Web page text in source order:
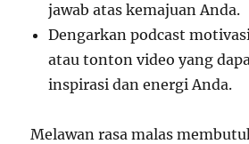
jawab atas kemajuan Anda.
Dengarkan podcast
atau tonton video yang
inspirasi dan energi Anda.
Melawan rasa malas